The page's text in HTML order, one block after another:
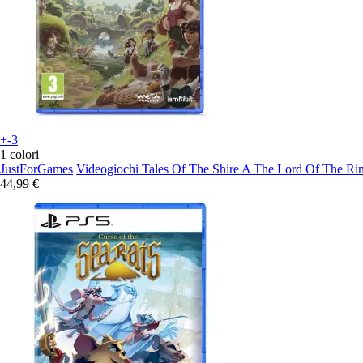
+-3
1 colori
JustForGames Videogiochi Tales Of The Shire A The Lord Of The
44,99 €